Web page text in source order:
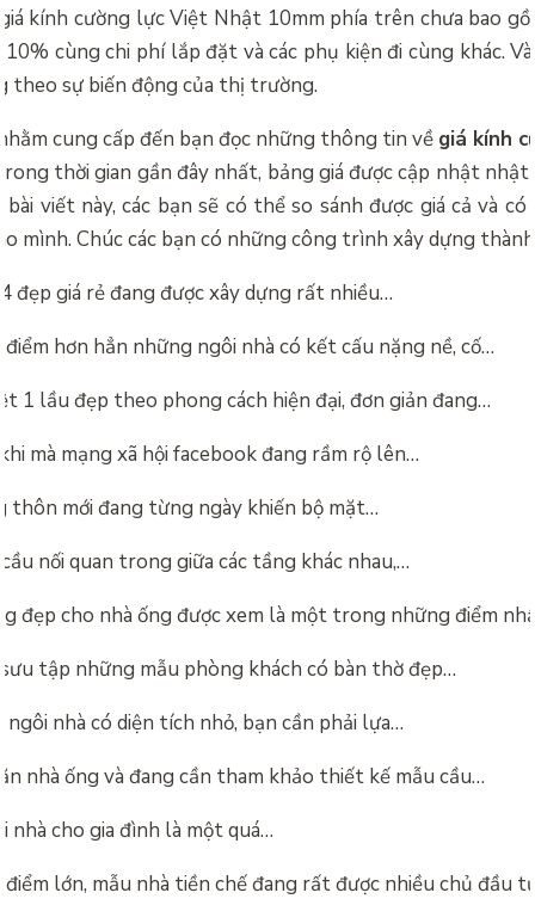
kính cường lực Việt Nhật 10mm phía trên chưa bao
cùng chi phí lắp đặt và các phụ kiện đi cùng khác.
theo sự biến động của thị trường.
cung cấp đến bạn đọc những thông tin về giá kính
thời gian gần đây nhất, bảng giá được cập nhật nhật
viết này, các bạn sẽ có thể so sánh được giá cả và
mình. Chúc các bạn có những công trình xây dựng
đẹp giá rẻ đang được xây dựng rất nhiều…
hơn hẳn những ngôi nhà có kết cấu nặng nề, cố…
1 lầu đẹp theo phong cách hiện đại, đơn giản đang…
mà mạng xã hội facebook đang rầm rộ lên…
thôn mới đang từng ngày khiến bộ mặt…
nối quan trong giữa các tầng khác nhau,…
đẹp cho nhà ống được xem là một trong những điểm
tập những mẫu phòng khách có bàn thờ đẹp…
nhà có diện tích nhỏ, bạn cần phải lựa…
nhà ống và đang cần tham khảo thiết kế mẫu cầu…
nhà cho gia đình là một quá…
lớn, mẫu nhà tiền chế đang rất được nhiều chủ đầu